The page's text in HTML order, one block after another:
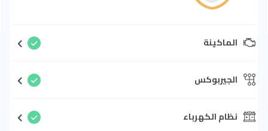
الماكينة
الجيربوكس
نظام الكهرباء